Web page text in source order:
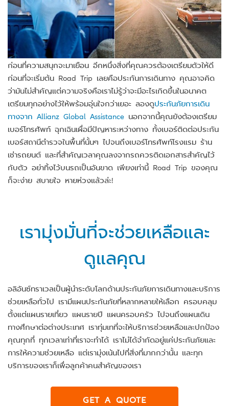
ก่อนที่ความสนุกจะมาเยือน อีกหนึ่งสิ่งที่คุณควรต้องเตรียมตัวให้ดี
ก่อนที่จะเริ่มต้น Road Trip เลยคือประกันการเดินทาง คุณอาจคิด
ว่ามันไม่สำคัญแต่ความจริงคือเราไม่รู้ว่าจะมีอะไรเกิดขึ้นในอนาคต
เตรียมทุกอย่างไว้ให้พร้อมอุ่นใจกว่าเยอะ ลองดูประกันภัยการเดิน
ทางจาก Allianz Global Assistance นอกจากนี้คุณยังต้องเตรียม
เบอร์โทรศัพท์ ฉุกเฉินเผื่อมีปัญหาระหว่างทาง ทั้งเบอร์ติดต่อประกัน
เบอร์สถานีตำรวจในพื้นที่นั้นๆ ไปจนถึงเบอร์โทรศัพท์โรงแรม ร้าน
เช่ารถยนต์ และที่สำคัญเวลาคุณลงจากรถควรติดเอกสารสำคัญไว้
กับตัว อย่าทิ้งไว้บนรถเป็นอันขาด เพียงเท่านี้ Road Trip ของคุณ
ก็จะง่าย สบายใจ หายห่วงแล้วล่ะ!
เรามุ่งมั่นที่จะช่วยเหลือและ
ดูแลคุณ
อลิอันซ์ทราเวลเป็นผู้นำระดับโลกด้านประกันภัยการเดินทางและบริการ
ช่วยเหลือทั่วไป เรามีแผนประกันภัยที่หลากหลายให้เลือก ครอบคลุม
ตั้งแต่แผนรายเที่ยว แผนรายปี แผนครอบครัว ไปจนถึงแผนเดิน
ทางศึกษาต่อต่างประเทศ เราทุ่มเทที่จะให้บริการช่วยเหลือและปกป้อง
คุณทุกที่ ทุกเวลาเท่าที่เราจะทำได้ เราไม่ได้จำกัดอยู่แค่ประกันภัยและ
การให้ความช่วยเหลือ แต่เรามุ่งเน้นไปที่สิ่งที่มากกว่านั้น และทุก
บริการของเราก็เพื่อลูกค้าคนสำคัญของเรา
GET A QUOTE